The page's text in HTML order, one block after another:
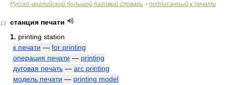
Русско-английский большой базовый словарь > подписанный к печати
13
станция печати
1. printing station
к печати — for printing
операция печати — printing
дуговая печать — arc printing
модель печати — printing model